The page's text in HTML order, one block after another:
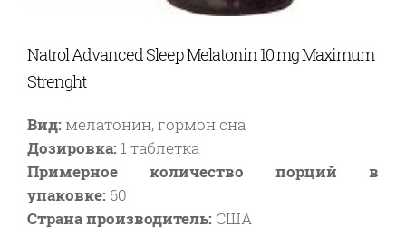
Natrol Advanced Sleep Melatonin 10 mg Maximum
Strenght
Вид: мелатонин, гормон сна
Дозировка: 1 таблетка
Примерное количество порций в
упаковке: 60
Страна производитель: США